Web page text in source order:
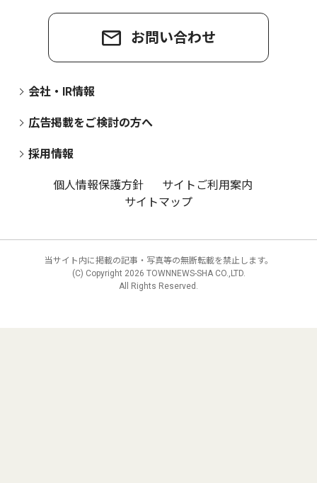
お問い合わせ
会社・IR情報
広告掲載をご検討の方へ
採用情報
個人情報保護方針
サイトご利用案内
サイトマップ
当サイト内に掲載の記事・写真等の無断転載を禁止します。
(C) Copyright 2026 TOWNNEWS-SHA CO.,LTD.
All Rights Reserved.